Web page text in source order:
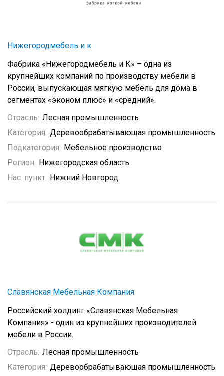
Нижегородмебель и к
Фабрика «Нижегородмебель и К» – одна из
крупнейших компаний по производству мебели в
России, выпускающая мягкую мебель для дома в
сегментах «эконом плюс» и «средний».
Отрасль: Лесная промышленность
Категория: Деревообрабатывающая промышленность
Подкатегория: Мебельное производство
Регион: Нижегородская область
Нас. пункт: Нижний Новгород
Славянская Мебельная Компания
Российский холдинг «Славянская Мебельная
Компания» - один из крупнейших производителей
мебели в России.
Отрасль: Лесная промышленность
Категория: Деревообрабатывающая промышленность